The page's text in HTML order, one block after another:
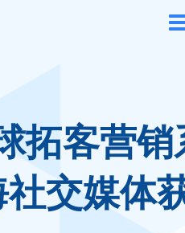
拓客营销
交媒体